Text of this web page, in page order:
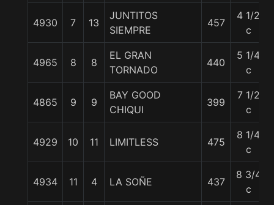
4930 7 13
JUNTITOS
SIEMPRE
457
4 1/2
c
4965 8 8
EL GRAN
TORNADO
440
5 1/4
c
4865 9 9
BAY GOOD
CHIQUI
399
7 1/2
c
4929 10 11 LIMITLESS 475
8 1/4
c
4934 11 4 LA SOÑE 437
8 3/4
c